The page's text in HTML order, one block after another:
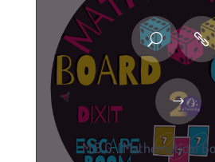
M.B.G. (Mathematical